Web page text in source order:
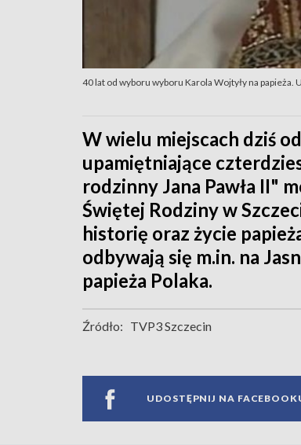
40 lat od wyboru wyboru Karola Wojtyły na papieża.
W wielu miejscach dziś
upamiętniające
rodzinny Jana Pawła II"
Świętej Rodziny w
historię oraz życie
odbywają się m.in. na
papieża Polaka.
Źródło: TVP3 Szczecin
UDOSTĘPNIJ NA